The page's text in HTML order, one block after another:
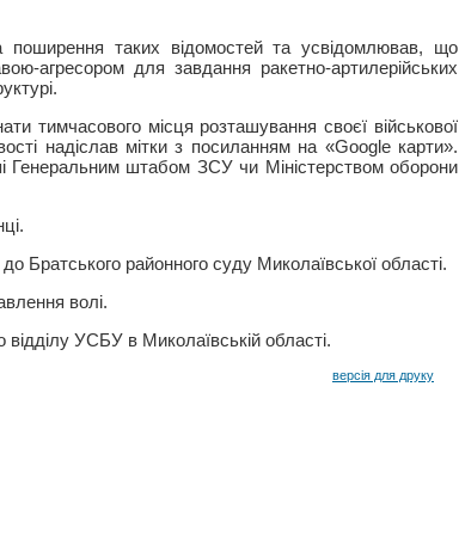
поширення таких відомостей та усвідомлював, що
агресором для завдання ракетно-артилерійських
тимчасового місця розташування своєї військової
надіслав мітки з посиланням на «Google карти».
Генеральним штабом ЗСУ чи Міністерством оборони
Братського районного суду Миколаївської області.
волі.
відділу УСБУ в Миколаївській області.
версія для друку